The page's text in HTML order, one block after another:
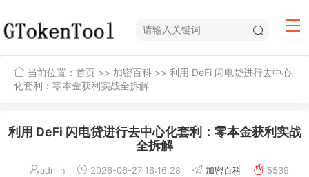
当前位置： 首页 >> 加密百科 >> 利用 DeFi 闪电贷进行去中心
化套利：零本金获利实战全拆解
利用 DeFi 闪电贷进行去中心化套利：零本金获利实战
全拆解
admin 2026-06-27 16:16:28 加密百科 5539